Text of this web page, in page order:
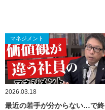
マネジメント
2026.03.18
最近の若手が分からない…で終